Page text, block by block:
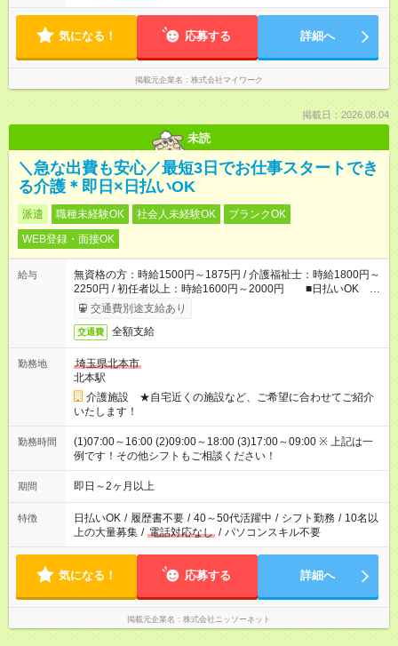
気になる！ 応募する 詳細へ
掲載元企業名 株式会社マイワーク
掲載日：2026.08.04
未読
＼急な出費も安心／最短3日でお仕事スタートでき
る介護＊即日×日払いOK
派遣 職種未経験OK 社会人未経験OK
ブランクOK
WEB登録・面接OK
給与
無資格の方：時給1500円～1875円 / 介護福祉士：時給1800円～
2250円 / 初任者以上：時給1600円～2000円 ■日払いOK ■
日収例：1万2000円（時給1500円×8h）
交通費別途支給あり
交通費 全額支給
勤務地
埼玉県北本市
北本駅
介護施設 ★自宅近くの施設など、ご希望に合わせてご紹介
いたします！
勤務時間
(1)07:00～16:00 (2)09:00～18:00 (3)17:00～09:00 ※ 上記は一
例です！その他シフトもご相談ください！
期間 即日～2ヶ月以上
特徴 日払いOK / 履歴書不要 / 40～50代活躍中 / シフト勤務 / 10名以
上の大量募集 / 電話対応なし / パソコンスキル不要
気になる！ 応募する 詳細へ
掲載元企業名 株式会社ニッソーネット